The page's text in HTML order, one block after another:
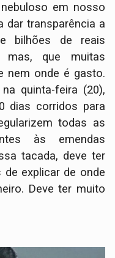
em nosso
dar transparência a
bilhões de reais
mas, que muitas
nem onde é gasto.
quinta-feira (20),
dias corridos para
todas as
às emendas
tacada, deve ter
explicar de onde
Deve ter muito